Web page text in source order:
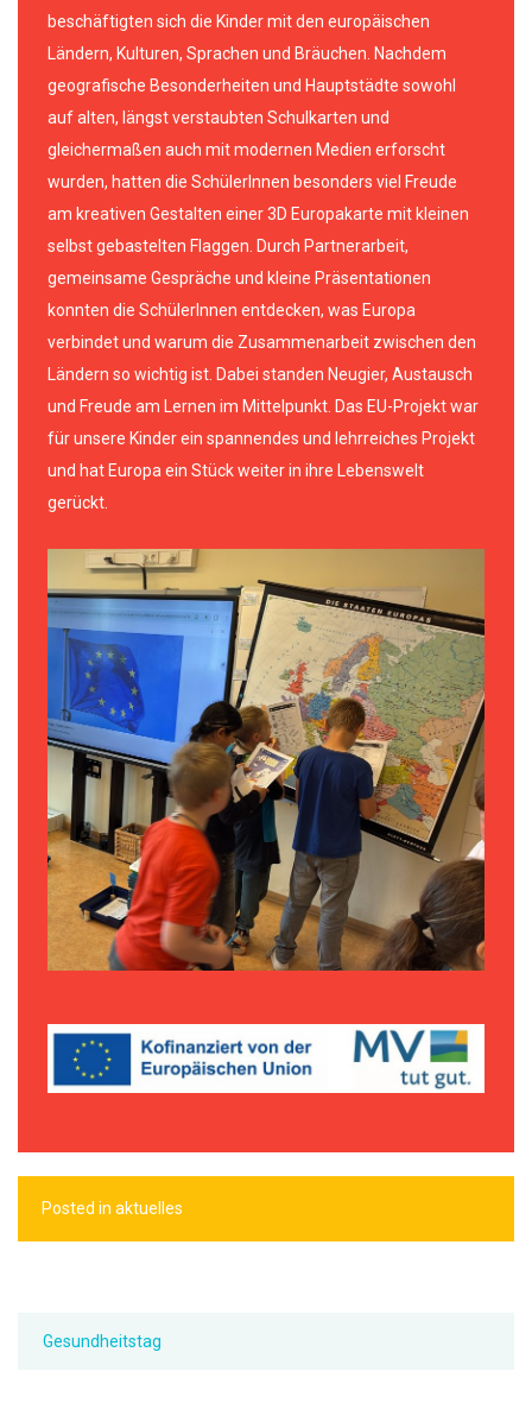
beschäftigten sich die Kinder mit den europäischen
Ländern, Kulturen, Sprachen und Bräuchen. Nachdem
geografische Besonderheiten und Hauptstädte sowohl
auf alten, längst verstaubten Schulkarten und
gleichermaßen auch mit modernen Medien erforscht
wurden, hatten die SchülerInnen besonders viel Freude
am kreativen Gestalten einer 3D Europakarte mit kleinen
selbst gebastelten Flaggen. Durch Partnerarbeit,
gemeinsame Gespräche und kleine Präsentationen
konnten die SchülerInnen entdecken, was Europa
verbindet und warum die Zusammenarbeit zwischen den
Ländern so wichtig ist. Dabei standen Neugier, Austausch
und Freude am Lernen im Mittelpunkt. Das EU-Projekt war
für unsere Kinder ein spannendes und lehrreiches Projekt
und hat Europa ein Stück weiter in ihre Lebenswelt
gerückt.
Posted in aktuelles
Gesundheitstag